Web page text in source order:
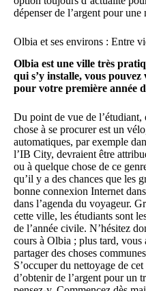
dépenser de l’argent pour
Olbia et ses environs : Entre
Olbia est une ville très
qui s’y installe, vous
pour votre première année
Du point de vue de
chose à se procurer est un
automatiques, par exemple
l’IB City, devraient être
ou à quelque chose de ce
qu’il y a des chances que les
bonne connexion Internet
dans l’agenda du voyageur.
cette ville, les étudiants sont
de l’année civile. N’hésitez
cours à Olbia ; plus tard, vous
partager des choses
S’occuper du nettoyage de
d’obtenir de l’argent pour un